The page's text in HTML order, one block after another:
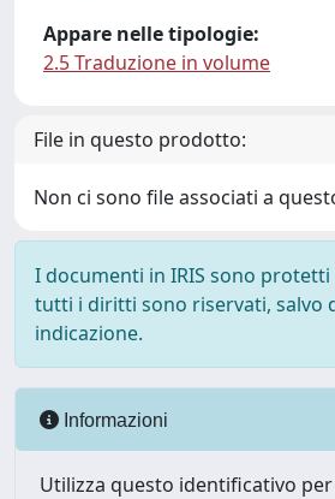
Appare nelle tipologie:
2.5 Traduzione in volume
File in questo prodotto:
Non ci sono file associati a
I documenti in IRIS sono
tutti i diritti sono riservati, salvo
indicazione.
Informazioni
Utilizza questo identificativo